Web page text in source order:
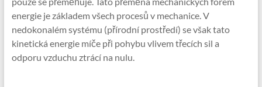
energie je základem všech procesů v mechanice. V
nedokonalém systému (přírodní prostředí) se však tato
kinetická energie míče při pohybu vlivem třecích sil a
odporu vzduchu ztrácí na nulu.